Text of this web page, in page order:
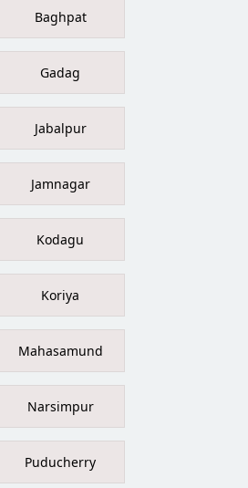
Baghpat
Gadag
Jabalpur
Jamnagar
Kodagu
Koriya
Mahasamund
Narsimpur
Puducherry